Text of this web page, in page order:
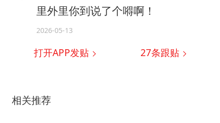
里外里你到说了个嘚啊！
2026-05-13
打开APP发贴 27条跟贴
相关推荐